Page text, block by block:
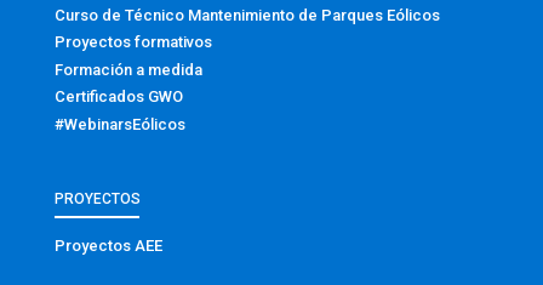
Curso de Técnico Mantenimiento de Parques Eólicos
Proyectos formativos
Formación a medida
Certificados GWO
#WebinarsEólicos
PROYECTOS
Proyectos AEE